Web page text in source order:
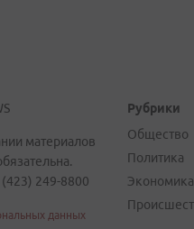
материалов
249-8800
данных
Рубрики
Общество
Политика
Экономика